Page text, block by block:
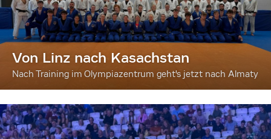
Von Linz nach Kasachstan
Nach Training im Olympiazentrum geht's jetzt nach Almaty